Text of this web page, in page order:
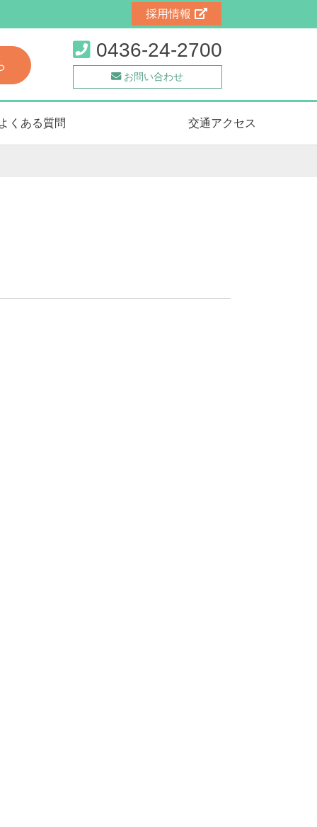
採用情報
0436-24-2700
お問い合わせ
くある質問 交通アクセス